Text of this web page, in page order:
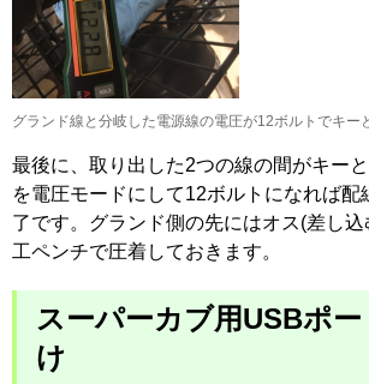
グランド線と分岐した電源線の電圧が12ボルトでキー
最後に、取り出した2つの線の間がキー
を電圧モードにして12ボルトになれば配
了です。グランド側の先にはオス(差し
工ペンチで圧着しておきます。
スーパーカブ用USBポ
け